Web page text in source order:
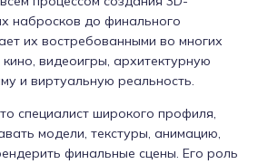
набросков до финального
их востребованными во многих
видеоигры, архитектурную
и виртуальную реальность.
специалист широкого профиля,
модели, текстуры, анимацию,
финальные сцены. Его роль